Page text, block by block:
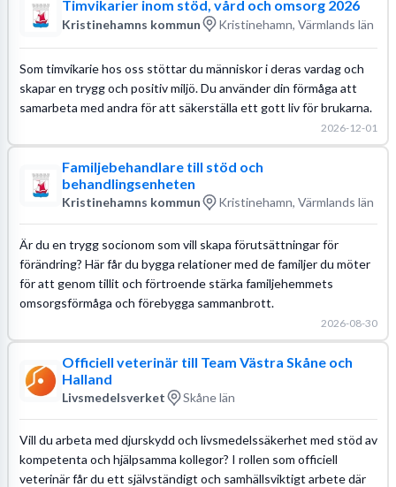
Timvikarier inom stöd, vård och omsorg 2026
Kristinehamns kommun Kristinehamn, Värmlands län
Som timvikarie hos oss stöttar du människor i deras vardag och
skapar en trygg och positiv miljö. Du använder din förmåga att
samarbeta med andra för att säkerställa ett gott liv för brukarna.
2026-12-01
Familjebehandlare till stöd och
behandlingsenheten
Kristinehamns kommun Kristinehamn, Värmlands län
Är du en trygg socionom som vill skapa förutsättningar för
förändring? Här får du bygga relationer med de familjer du möter
för att genom tillit och förtroende stärka familjehemmets
omsorgsförmåga och förebygga sammanbrott.
2026-08-30
Officiell veterinär till Team Västra Skåne och
Halland
Livsmedelsverket Skåne län
Vill du arbeta med djurskydd och livsmedelssäkerhet med stöd av
kompetenta och hjälpsamma kollegor? I rollen som officiell
veterinär får du ett självständigt och samhällsviktigt arbete där